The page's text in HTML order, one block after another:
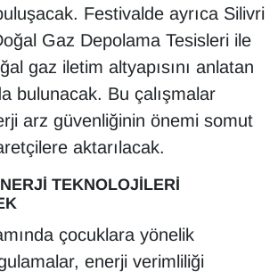
Festivalde ayrıca Silivri
Gaz Depolama Tesisleri ile
gaz iletim altyapısını anlatan
bulunacak. Bu çalışmalar
arz güvenliğinin önemi somut
aktarılacak.
TEKNOLOJİLERİ
çocuklara yönelik
enerji verimliliği